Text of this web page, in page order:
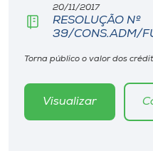
Editora
20/11/2017
RESOLUÇÃO Nº
39/CONS.ADM/
Torna público o valor dos
Visualizar